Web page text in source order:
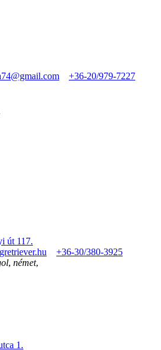
+36-20/979-7227
út 117.
+36-30/380-3925
, német,
1.